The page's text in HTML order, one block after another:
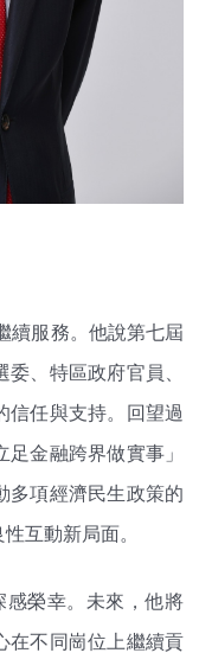
續服務。他說第七屆
、特區政府官員、
信任與支持。回望過
金融跨界做實事」
多項經濟民生政策的
互動新局面。
感榮幸。未來，他將
在不同崗位上繼續貢